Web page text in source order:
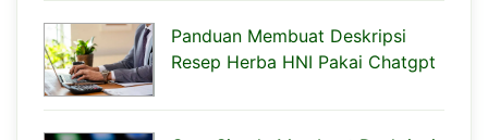
Panduan Membuat Deskripsi
Resep Herba HNI Pakai Chatgpt